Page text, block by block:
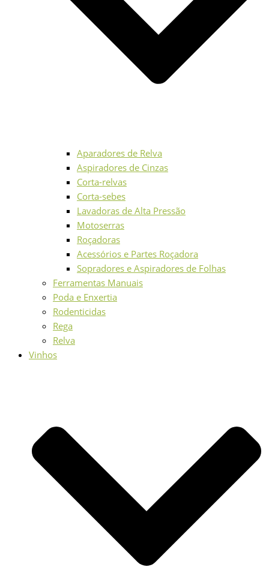
Aparadores de Relva
Aspiradores de Cinzas
Corta-relvas
Corta-sebes
Lavadoras de Alta Pressão
Motoserras
Roçadoras
Acessórios e Partes Roçadora
Sopradores e Aspiradores de Folhas
Ferramentas Manuais
Poda e Enxertia
Rodenticidas
Rega
Relva
Vinhos